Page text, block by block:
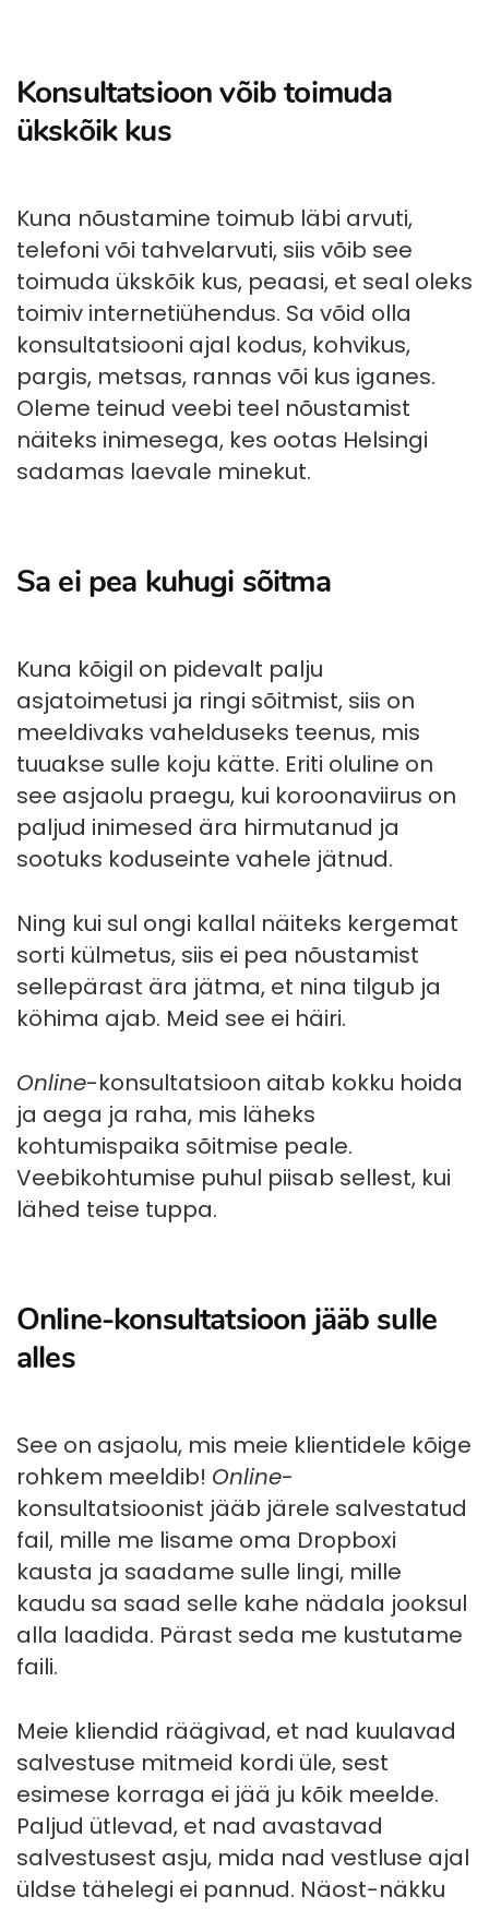
Konsultatsioon võib toimuda
ükskõik kus
Kuna nõustamine toimub läbi arvuti,
telefoni või tahvelarvuti, siis võib see
toimuda ükskõik kus, peaasi, et seal oleks
toimiv internetiühendus. Sa võid olla
konsultatsiooni ajal kodus, kohvikus,
pargis, metsas, rannas või kus iganes.
Oleme teinud veebi teel nõustamist
näiteks inimesega, kes ootas Helsingi
sadamas laevale minekut.
Sa ei pea kuhugi sõitma
Kuna kõigil on pidevalt palju
asjatoimetusi ja ringi sõitmist, siis on
meeldivaks vahelduseks teenus, mis
tuuakse sulle koju kätte. Eriti oluline on
see asjaolu praegu, kui koroonaviirus on
paljud inimesed ära hirmutanud ja
sootuks koduseinte vahele jätnud.
Ning kui sul ongi kallal näiteks kergemat
sorti külmetus, siis ei pea nõustamist
sellepärast ära jätma, et nina tilgub ja
köhima ajab. Meid see ei häiri.
Online-konsultatsioon aitab kokku hoida
ja aega ja raha, mis läheks
kohtumispaika sõitmise peale.
Veebikohtumise puhul piisab sellest, kui
lähed teise tuppa.
Online-konsultatsioon jääb sulle
alles
See on asjaolu, mis meie klientidele kõige
rohkem meeldib! Online-
konsultatsioonist jääb järele salvestatud
fail, mille me lisame oma Dropboxi
kausta ja saadame sulle lingi, mille
kaudu sa saad selle kahe nädala jooksul
alla laadida. Pärast seda me kustutame
faili.
Meie kliendid räägivad, et nad kuulavad
salvestuse mitmeid kordi üle, sest
esimese korraga ei jää ju kõik meelde.
Paljud ütlevad, et nad avastavad
salvestusest asju, mida nad vestluse ajal
üldse tähelegi ei pannud. Näost-näkku